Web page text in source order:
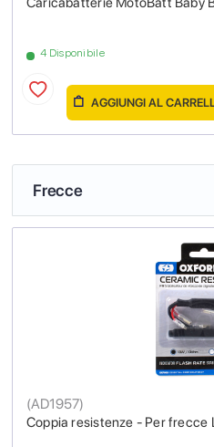
4 Disponibile
AGGIUNGI AL
Frecce
Coppia resistenze - Per frecce
(AD1957)